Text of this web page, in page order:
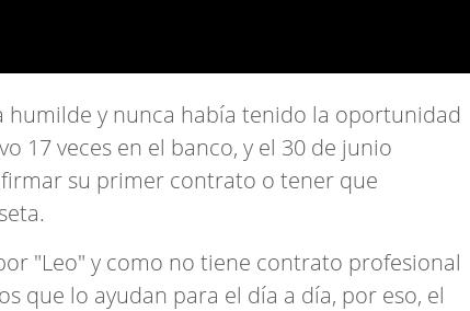
humilde y nunca había tenido la oportunidad
17 veces en el banco, y el 30 de junio
su primer contrato o tener que
"Leo" y como no tiene contrato profesional
que lo ayudan para el día a día, por eso, el